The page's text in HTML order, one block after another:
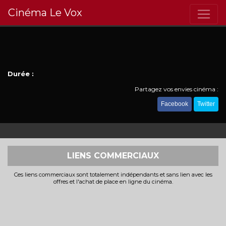
Cinéma Le Vox
Durée :
Partagez vos envies cinéma :
Facebook Twitter
LIENS COMMERCIAUX
Ces liens commerciaux sont totalement indépendants et sans lien avec les
offres et l'achat de place en ligne du cinéma.